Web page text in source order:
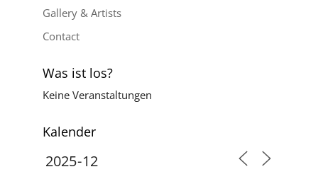
Gallery & Artists
Contact
Was ist los?
Keine Veranstaltungen
Kalender